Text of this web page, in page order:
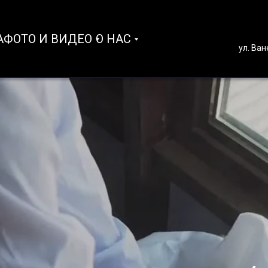
ФОТО И ВИДЕО О НАС
ул.